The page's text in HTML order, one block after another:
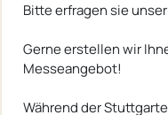
Bitte erfragen sie
Gerne erstellen wir
Messeangebot!
Während der